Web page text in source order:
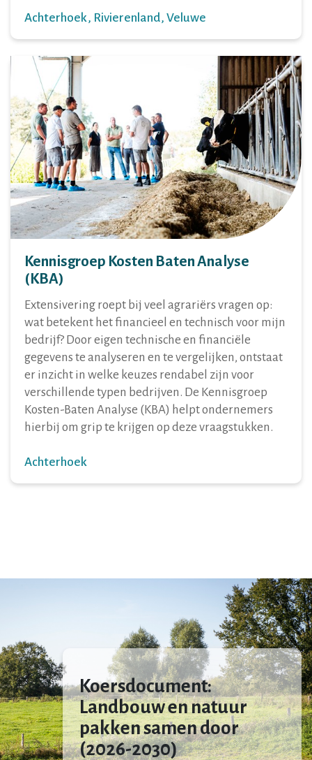
Achterhoek Rivierenland Veluwe
Kennisgroep Kosten Baten Analyse
(KBA)
Extensivering roept bij veel agrariërs vragen op:
wat betekent het financieel en technisch voor mijn
bedrijf? Door eigen technische en financiële
gegevens te analyseren en te vergelijken, ontstaat
er inzicht in welke keuzes rendabel zijn voor
verschillende typen bedrijven. De Kennisgroep
Kosten-Baten Analyse (KBA) helpt ondernemers
hierbij om grip te krijgen op deze vraagstukken.
Achterhoek
Koersdocument:
Landbouw en natuur
pakken samen door
(2026-2030)